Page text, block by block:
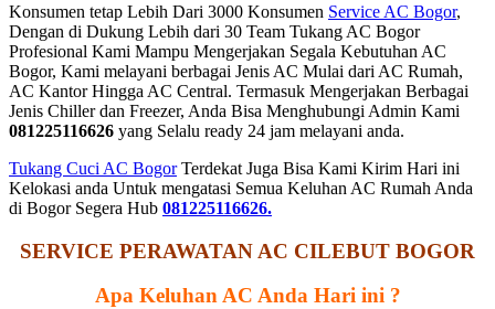
Konsumen tetap Lebih Dari 3000 Konsumen Service AC Bogor,
Dengan di Dukung Lebih dari 30 Team Tukang AC Bogor
Profesional Kami Mampu Mengerjakan Segala Kebutuhan AC
Bogor, Kami melayani berbagai Jenis AC Mulai dari AC Rumah,
AC Kantor Hingga AC Central. Termasuk Mengerjakan Berbagai
Jenis Chiller dan Freezer, Anda Bisa Menghubungi Admin Kami
081225116626 yang Selalu ready 24 jam melayani anda.
Tukang Cuci AC BogorTerdekat Juga Bisa Kami Kirim Hari ini
Kelokasi anda Untuk mengatasi Semua Keluhan AC Rumah Anda
di Bogor Segera Hub 081225116626.
SERVICE PERAWATAN AC CILEBUT BOGOR
Apa Keluhan AC Anda Hari ini ?